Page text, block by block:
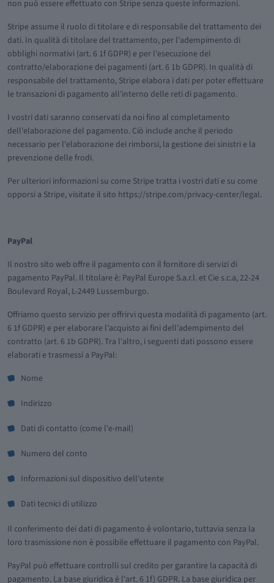
non può essere effettuato con Stripe senza queste informazioni.
Stripe assume il ruolo di titolare e di responsabile del trattamento dei
dati. In qualità di titolare del trattamento, per l'adempimento di
obblighi normativi (art. 6 1f GDPR) e per l'esecuzione del
contratto/elaborazione dei pagamenti (art. 6 1b GDPR). In qualità di
responsabile del trattamento, Stripe elabora i dati per poter effettuare
le transazioni di pagamento all'interno delle reti di pagamento.
I vostri dati saranno conservati da noi fino al completamento
dell'elaborazione del pagamento. Ciò include anche il periodo
necessario per l'elaborazione dei rimborsi, la gestione dei sinistri e la
prevenzione delle frodi.
Per ulteriori informazioni su come Stripe tratta i vostri dati e su come
opporsi a Stripe, visitate il sito https://stripe.com/privacy-center/legal.
PayPal
Il nostro sito web offre il pagamento con il fornitore di servizi di
pagamento PayPal. Il titolare è: PayPal Europe S.a.r.l. et Cie s.c.a, 22-24
Boulevard Royal, L-2449 Lussemburgo.
Offriamo questo servizio per offrirvi questa modalità di pagamento (art.
6 1f GDPR) e per elaborare l'acquisto ai fini dell'adempimento del
contratto (art. 6 1b GDPR). Tra l'altro, i seguenti dati possono essere
elaborati e trasmessi a PayPal:
Nome
Indirizzo
Dati di contatto (come l'e-mail)
Numero del conto
Informazioni sul dispositivo dell'utente
Dati tecnici di utilizzo
Il conferimento dei dati di pagamento è volontario, tuttavia senza la
loro trasmissione non è possibile effettuare il pagamento con PayPal.
PayPal può effettuare controlli sul credito per garantire la capacità di
pagamento. La base giuridica è l'art. 6 1f) GDPR. La base giuridica per